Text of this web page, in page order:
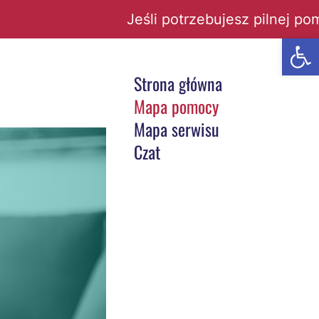
Jeśli potrzebujesz pilnej
Strona główna
Mapa pomocy
Mapa serwisu
Czat